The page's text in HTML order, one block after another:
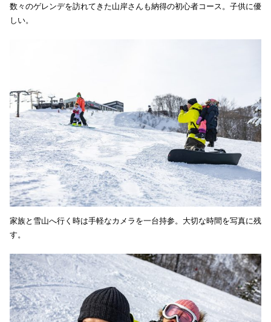
数々のゲレンデを訪れてきた山岸さんも納得の初心者コース。子供に優
しい。
家族と雪山へ行く時は手軽なカメラを一台持参。大切な時間を写真に残
す。